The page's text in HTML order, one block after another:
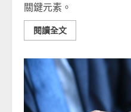
關鍵元素。
閱讀全文